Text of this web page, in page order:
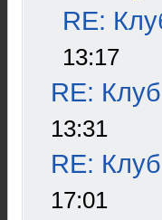
RE:
13:17
RE:
13:31
RE:
17:01